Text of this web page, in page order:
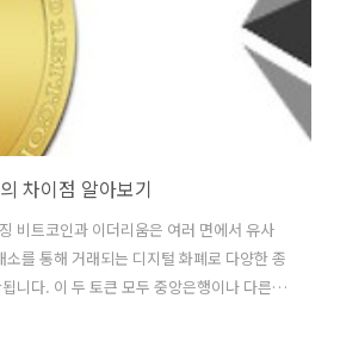
차이점 알아보기
비트코인과 이더리움은 여러 면에서 유사
를 통해 거래되는 디지털 화폐로 다양한 종
니다. 이 두 토큰 모두 중앙은행이나 다른
지 않는 분산형 토큰이고, 블록체인 분산원